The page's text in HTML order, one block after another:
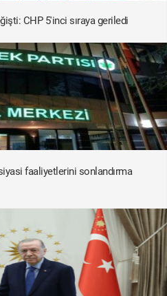
CHP 5'inci sıraya geriledi
faaliyetlerini sonlandırma